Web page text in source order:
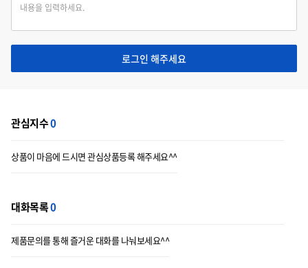
로그인 해주세요
관심지수0
상품이 마음에 드시면 관심상품등록 해주세요^^
대화목록0
제품문의를 통해 즐거운 대화를 나눠보세요^^